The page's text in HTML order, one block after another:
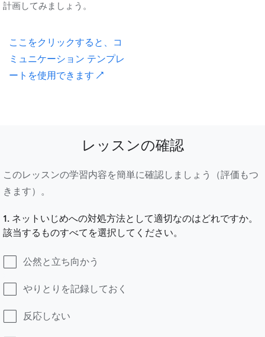
計画してみましょう。
ここをクリックすると、コ
ミュニケーション テンプレ
ートを使用できます ↗
レッスンの確認
このレッスンの学習内容を簡単に確認しましょう（評価もつ
きます）。
1. ネットいじめへの対処方法として適切なのはどれですか。
該当するものすべてを選択してください。
公然と立ち向かう
やりとりを記録しておく
反応しない